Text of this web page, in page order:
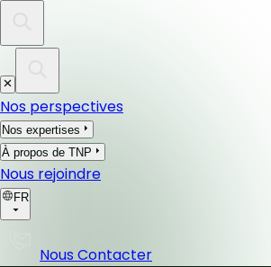
Nos perspectives
Nos expertises
À propos de TNP
Nous rejoindre
FR
Nous Contacter